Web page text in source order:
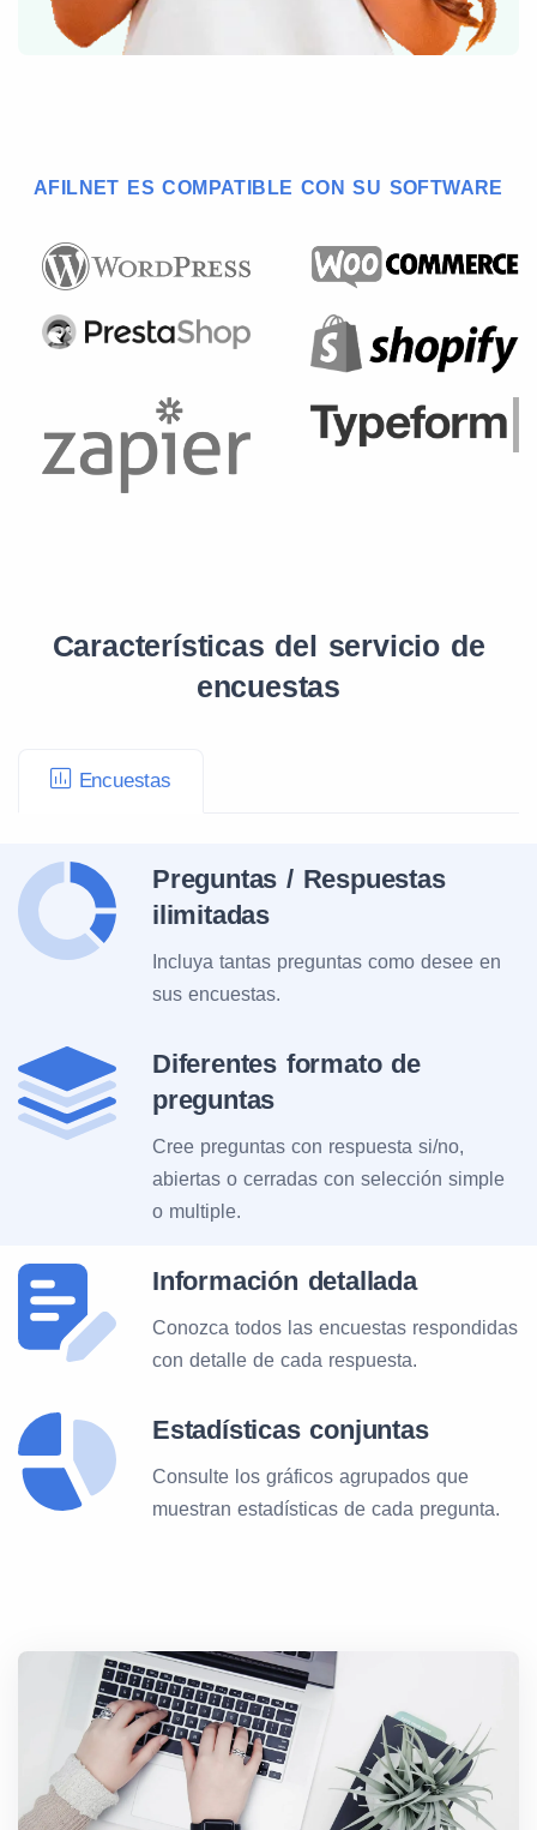
AFILNET ES COMPATIBLE CON SU SOFTWARE
Características del servicio de
encuestas
Encuestas
Preguntas / Respuestas
ilimitadas
Incluya tantas preguntas como desee en
sus encuestas.
Diferentes formato de
preguntas
Cree preguntas con respuesta si/no,
abiertas o cerradas con selección simple
o multiple.
Información detallada
Conozca todos las encuestas respondidas
con detalle de cada respuesta.
Estadísticas conjuntas
Consulte los gráficos agrupados que
muestran estadísticas de cada pregunta.